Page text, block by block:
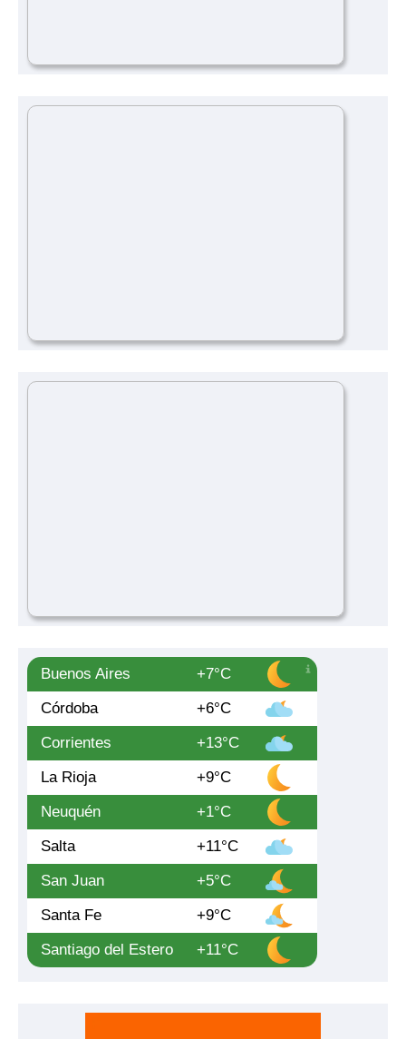
Buenos Aires
+7°C
Córdoba
+6°C
Corrientes
+13°C
La Rioja
+9°C
Neuquén
+1°C
Salta
+11°C
San Juan
+5°C
Santa Fe
+9°C
Santiago del Estero
+11°C